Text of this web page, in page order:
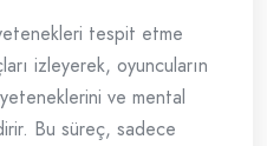
tespit etme
izleyerek, oyuncuların
ve mental
Bu süreç, sadece